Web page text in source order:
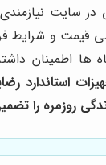
سایت
قیمت و شرایط
ها اطمینان
استاندارد
روزمره را